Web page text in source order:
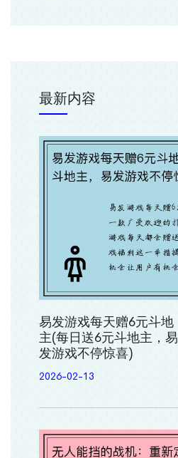
最新内容
易发游戏每天赠6元斗地
主(每日送6元斗地主，易
发游戏不停惊喜)
2026-02-13